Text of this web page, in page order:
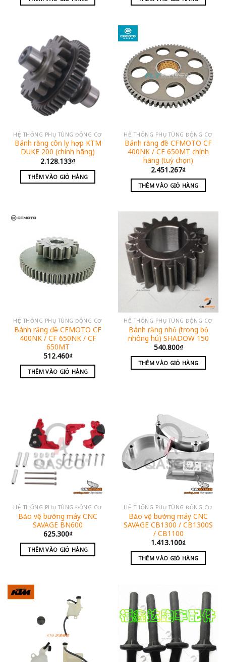
HỆ THỐNG PHỤ TÙNG ĐỘNG CƠ
Bánh răng côn ly hợp KTM
DUKE 200 (chính hãng)
2.128.133₫
THÊM VÀO GIỎ HÀNG
HỆ THỐNG PHỤ TÙNG ĐỘNG CƠ
Bánh răng đề CFMOTO CF
400NK / CF 650MT chính
hãng (tuỳ chọn)
2.451.267₫
THÊM VÀO GIỎ HÀNG
HỆ THỐNG PHỤ TÙNG ĐỘNG CƠ
Bánh răng đề CFMOTO CF
400NK / CF 650NK / CF
650MT
512.460₫
THÊM VÀO GIỎ HÀNG
HỆ THỐNG PHỤ TÙNG ĐỘNG CƠ
Bánh răng nhỏ (trong bộ
nhông hú) SHADOW 150
540.800₫
THÊM VÀO GIỎ HÀNG
HỆ THỐNG PHỤ TÙNG ĐỘNG CƠ
Bảo vệ bưởng máy CNC
SAVAGE BN600
625.300₫
THÊM VÀO GIỎ HÀNG
HỆ THỐNG PHỤ TÙNG ĐỘNG CƠ
Bảo vệ bưởng máy CNC
SAVAGE CB1300 / CB1300S
/ CB1100
1.413.100₫
THÊM VÀO GIỎ HÀNG